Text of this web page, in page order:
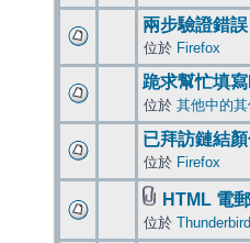
兩步驗證錯誤
位於 Firefox
跪求幫忙填
位於 其他中的
已拜訪鏈結
位於 Firefox
HTML 電
位於 Thunderbird